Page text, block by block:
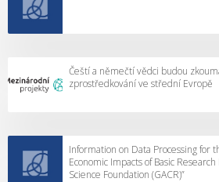
Čeští a němečtí vědci budou
zprostředkování ve střední Evropě
Information on Data Processing for
Economic Impacts of Basic
Science Foundation (GACR)”